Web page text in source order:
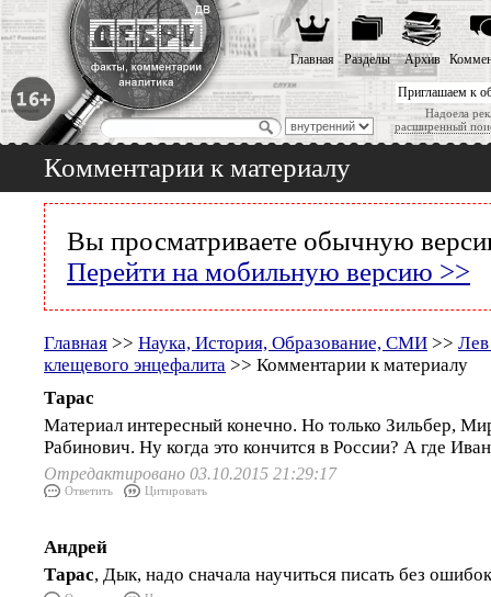
Приглашаем к
Надоела
расширенный
Главная Разделы Архив
Комментарии к материалу
Вы просматриваете обычную
Перейти на мобильную версию >>
Главная >> Наука, История, Образование, СМИ >> Лев
клещевого энцефалита >> Комментарии к материалу
Тарас
Материал интересный конечно. Но только Зильбер,
Рабинович. Ну когда это кончится в России? А где
Отредактировано 03.10.2015 21:29:17
Ответить Цитировать
Андрей
Тарас, Дык, надо сначала научиться писать без